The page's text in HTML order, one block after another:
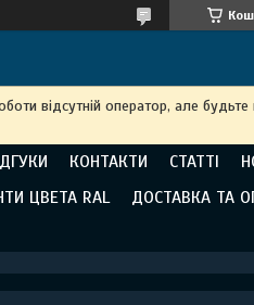
відсутній оператор, але
КОНТАКТИ СТАТТІ
ЦВЕТА RAL
ДОСТАВКА ТА